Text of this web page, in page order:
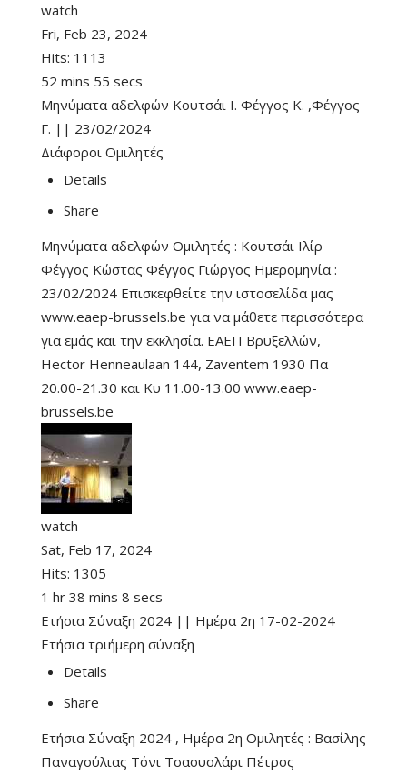
watch
Fri, Feb 23, 2024
Hits: 1113
52 mins 55 secs
Μηνύματα αδελφών Κουτσάι Ι. Φέγγος Κ. ,Φέγγος
Γ. || 23/02/2024
Διάφοροι Ομιλητές
Details
Share
Μηνύματα αδελφών Ομιλητές : Κουτσάι Ιλίρ
Φέγγος Κώστας Φέγγος Γιώργος Ημερομηνία :
23/02/2024 Επισκεφθείτε την ιστοσελίδα μας
www.eaep-brussels.be για να μάθετε περισσότερα
για εμάς και την εκκλησία. ΕΑΕΠ Βρυξελλών,
Hector Henneaulaan 144, Zaventem 1930 Πα
20.00-21.30 και Κυ 11.00-13.00 www.eaep-
brussels.be
watch
Sat, Feb 17, 2024
Hits: 1305
1 hr 38 mins 8 secs
Ετήσια Σύναξη 2024 || Ημέρα 2η 17-02-2024
Ετήσια τριήμερη σύναξη
Details
Share
Ετήσια Σύναξη 2024 , Ημέρα 2η Ομιλητές : Βασίλης
Παναγούλιας Τόνι Τσαουσλάρι Πέτρος